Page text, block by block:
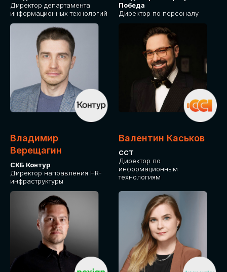
Директор департамента
информационных технологий
Победа
Директор по персоналу
Владимир
Верещагин
СКБ Контур
Директор направления HR-
инфраструктуры
Валентин Каськов
ССТ
Директор по
информационным
технологиям
ДЛЯ ОПЛАТЫ БИЛЕТОВ
ОТ ФИЗИЧЕСКОГО ЛИЦА